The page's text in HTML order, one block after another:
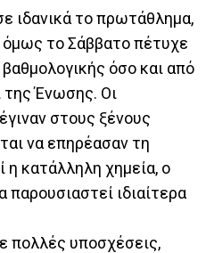
ιδανικά το πρωτάθλημα,
το Σάββατο πέτυχε
όσο και από
της Ένωσης. Οι
στους ξένους
να επηρέασαν τη
η κατάλληλη χημεία, ο
ιδιαίτερα
πολλές υποσχέσεις,